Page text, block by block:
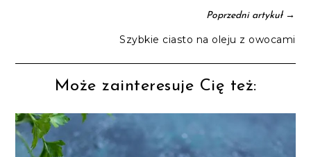
Poprzedni artykuł→
Szybkie ciasto na oleju z owocami
Może zainteresuje Cię też: